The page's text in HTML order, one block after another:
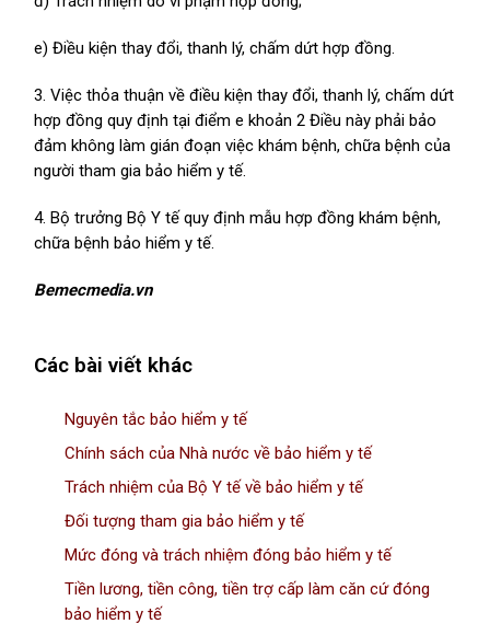
e) Điều kiện thay đổi, thanh lý, chấm dứt hợp đồng.
3. Việc thỏa thuận về điều kiện thay đổi, thanh lý, chấm dứt
hợp đồng quy định tại điểm e khoản 2 Điều này phải bảo
đảm không làm gián đoạn việc khám bệnh, chữa bệnh của
người tham gia bảo hiểm y tế.
4. Bộ trưởng Bộ Y tế quy định mẫu hợp đồng khám bệnh,
chữa bệnh bảo hiểm y tế.
Bemecmedia.vn
Các bài viết khác
Nguyên tắc bảo hiểm y tế
Chính sách của Nhà nước về bảo hiểm y tế
Trách nhiệm của Bộ Y tế về bảo hiểm y tế
Đối tượng tham gia bảo hiểm y tế
Mức đóng và trách nhiệm đóng bảo hiểm y tế
Tiền lương, tiền công, tiền trợ cấp làm căn cứ đóng
bảo hiểm y tế